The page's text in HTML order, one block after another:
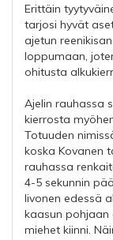
Erittäin
tarjosi hyvät
ajetun
loppumaan,
ohitusta
Ajelin rauhassa
kierrosta
Totuuden
koska Kovanen
rauhassa
4-5 sekunnin
Iivonen edessä
kaasun pohjaan
miehet kiinni.